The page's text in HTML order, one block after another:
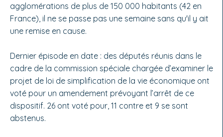
agglomérations de plus de 150 000 habitants (42 en
France), il ne se passe pas une semaine sans qu'il y ait
une remise en cause.
Dernier épisode en date : des députés réunis dans le
cadre de la commission spéciale chargée d’examiner le
projet de loi de simplification de la vie économique ont
voté pour un amendement prévoyant l’arrêt de ce
dispositif. 26 ont voté pour, 11 contre et 9 se sont
abstenus.